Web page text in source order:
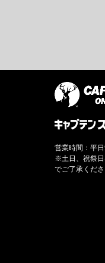
営業時間：平
※土日、祝祭日
でご了承くださ